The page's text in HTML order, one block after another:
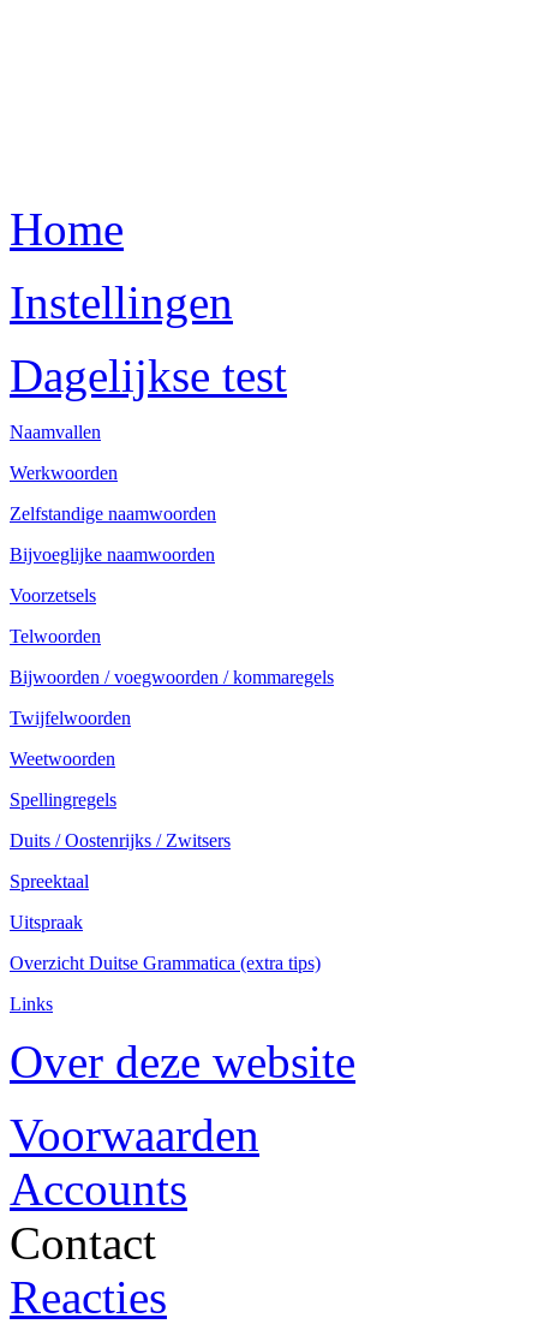
Home
Instellingen
Dagelijkse test
Naamvallen
Werkwoorden
Zelfstandige naamwoorden
Bijvoeglijke naamwoorden
Voorzetsels
Telwoorden
Bijwoorden / voegwoorden / kommaregels
Twijfelwoorden
Weetwoorden
Spellingregels
Duits / Oostenrijks / Zwitsers
Spreektaal
Uitspraak
Overzicht Duitse Grammatica (extra tips)
Links
Over deze website
Voorwaarden
Accounts
Contact
Reacties